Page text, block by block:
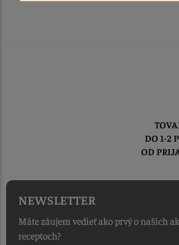
TOVAR
DO 1-2 PRACOVNÝCH
OD PRIJATIA
NEWSLETTER
Máte záujem vedieť ako prvý o našich
receptoch?